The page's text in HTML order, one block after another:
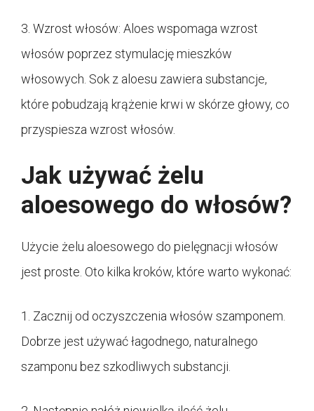
3. Wzrost włosów: Aloes wspomaga wzrost
włosów poprzez stymulację mieszków
włosowych. Sok z aloesu zawiera substancje,
które pobudzają krążenie krwi w skórze głowy, co
przyspiesza wzrost włosów.
Jak używać żelu
aloesowego do włosów?
Użycie żelu aloesowego do pielęgnacji włosów
jest proste. Oto kilka kroków, które warto wykonać:
1. Zacznij od oczyszczenia włosów szamponem.
Dobrze jest używać łagodnego, naturalnego
szamponu bez szkodliwych substancji.